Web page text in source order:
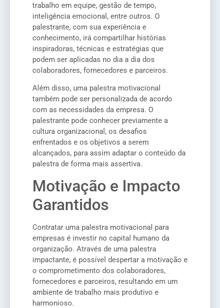
trabalho em equipe, gestão de tempo,
inteligência emocional, entre outros. O
palestrante, com sua experiência e
conhecimento, irá compartilhar histórias
inspiradoras, técnicas e estratégias que
podem ser aplicadas no dia a dia dos
colaboradores, fornecedores e parceiros.
Além disso, uma palestra motivacional
também pode ser personalizada de acordo
com as necessidades da empresa. O
palestrante pode conhecer previamente a
cultura organizacional, os desafios
enfrentados e os objetivos a serem
alcançados, para assim adaptar o conteúdo da
palestra de forma mais assertiva.
Motivação e Impacto
Garantidos
Contratar uma palestra motivacional para
empresas é investir no capital humano da
organização. Através de uma palestra
impactante, é possível despertar a motivação e
o comprometimento dos colaboradores,
fornecedores e parceiros, resultando em um
ambiente de trabalho mais produtivo e
harmonioso.